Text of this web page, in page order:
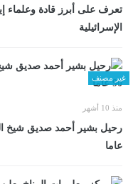
تعرف على أبرز قادة وعلماء
الإسرائيلية
غير مصنف
منذ 10 أشهر
عاما